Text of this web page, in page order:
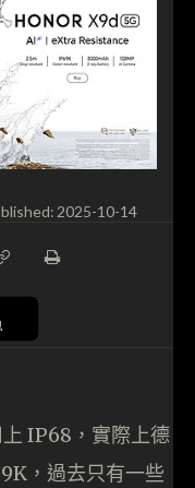
2025-10-14
IP68，實際上德
，過去只有一些